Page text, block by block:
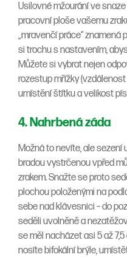
Usilovné mžourání ve
pracovní ploše vašemu
„mravenčí práce“ znamená
si trochu s nastavením,
Můžete si vybrat nejen
rozestup mřížky
umístění štítku a velikost
4. Nahrbená záda
Možná to nevíte, ale sezení
bradou vystrčenou vpřed
zrakem. Snažte se proto
plochou položenými na
sebe nad klávesnici – do
seděli uvolněně a
se měl nacházet asi 5 až
nosíte bifokální brýle,